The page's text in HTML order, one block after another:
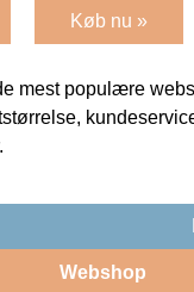
Køb nu »
mest populære
Webshop